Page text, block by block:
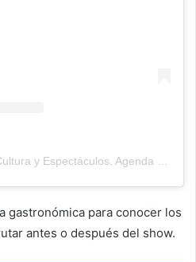
A post shared by Agenda Cultura y Espectáculos. Agenda Cultural Tandil. (@agendacye)
gastronómica para conocer los
antes o después del show.